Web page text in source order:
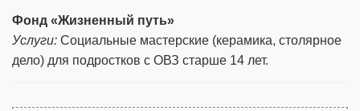
Фонд «Жизненный путь»
Услуги: Социальные мастерские (керамика, столярное
дело) для подростков с ОВЗ старше 14 лет.